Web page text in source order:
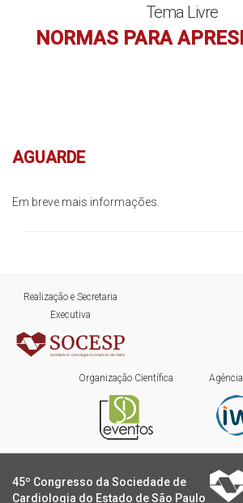
Organização
Inscrições
Programação
Intercardio
Entrevistas
Feira de Exposição
Tema Livre
NORMAS PARA
AGUARDE
Em breve mais informações.
Realização e Secretaria
Executiva
Organização Científica
45º Congresso da Sociedade de
Cardiologia do Estado de São Paulo